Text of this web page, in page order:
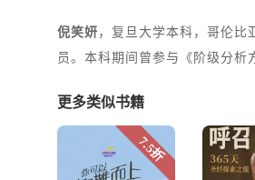
倪笑妍 ，复旦大学本科，哥伦
员。本科期间曾参与《阶级分析
更多类似书籍